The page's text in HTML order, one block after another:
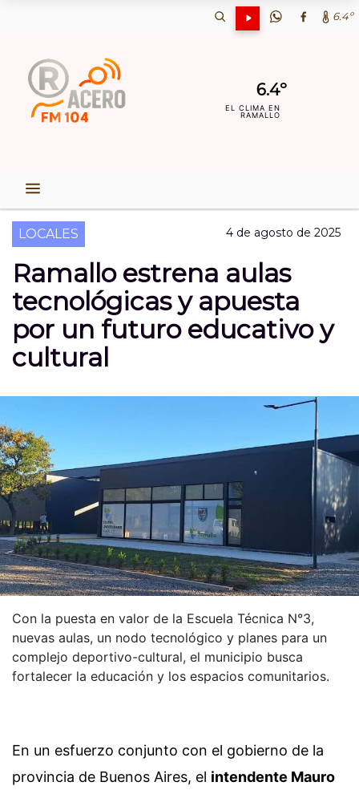
6.4º
6.4º
EL CLIMA EN
RAMALLO
LOCALES 4 de agosto de 2025
Ramallo estrena aulas
tecnológicas y apuesta
por un futuro educativo y
cultural
Con la puesta en valor de la Escuela Técnica N°3,
nuevas aulas, un nodo tecnológico y planes para un
complejo deportivo-cultural, el municipio busca
fortalecer la educación y los espacios comunitarios.
En un esfuerzo conjunto con el gobierno de la
provincia de Buenos Aires, el intendente Mauro